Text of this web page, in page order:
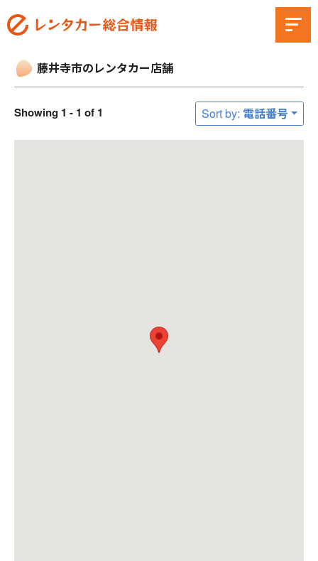
藤井寺市のレンタカー店舗
Showing 1 - 1 of 1 Sort by: 電話番号